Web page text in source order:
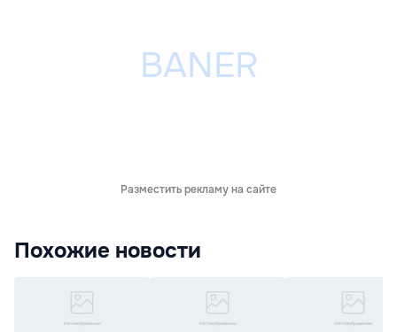
Разместить рекламу на сайте
Похожие новости